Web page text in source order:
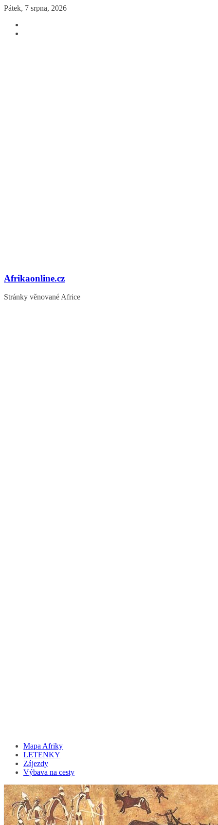
Přeskočit
obsah
Pátek, 7 srpna, 2026
Afrikaonline.cz
Stránky věnované Africe
Mapa Afriky
LETENKY
Zájezdy
Výbava na cesty